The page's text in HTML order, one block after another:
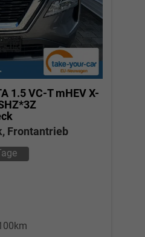
1.5 VC-T mHEV X-
Frontantrieb